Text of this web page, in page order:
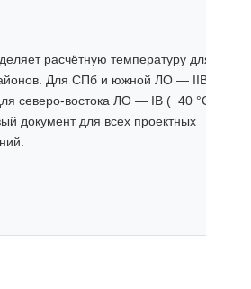
расчётную температуру для
Для СПб и южной ЛО — IIВ (−36
северо-востока ЛО — IВ (−40 °C). Это
документ для всех проектных